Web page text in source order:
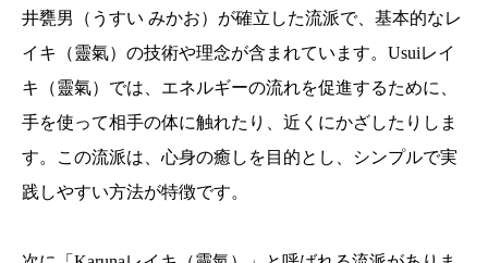
井甕男（うすい みかお）が確立した流派で、基本的なレ
イキ（靈氣）の技術や理念が含まれています。Usuiレイ
キ（靈氣）では、エネルギーの流れを促進するために、
手を使って相手の体に触れたり、近くにかざしたりしま
す。この流派は、心身の癒しを目的とし、シンプルで実
践しやすい方法が特徴です。